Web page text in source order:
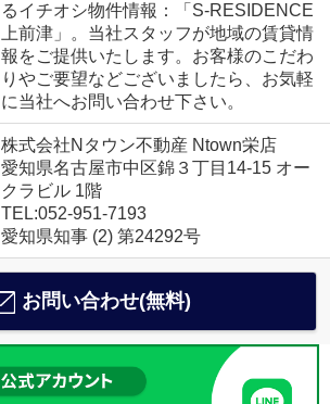
るイチオシ物件情報：「S-RESIDENCE
上前津」。当社スタッフが地域の賃貸情
報をご提供いたします。お客様のこだわ
りやご要望などございましたら、お気軽
に当社へお問い合わせ下さい。
株式会社Nタウン不動産 Ntown栄店
愛知県名古屋市中区錦３丁目14-15 オー
クラビル 1階
TEL:052-951-7193
愛知県知事 (2) 第24292号
お問い合わせ(無料)